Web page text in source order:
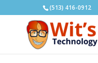
(513) 416-0912